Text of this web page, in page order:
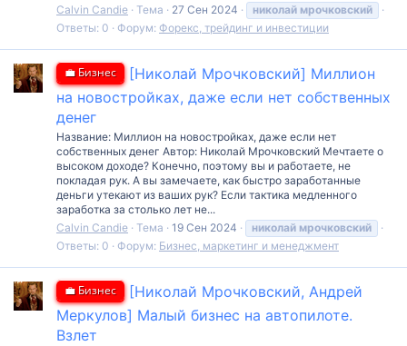
Calvin Candie Тема 27 Сен 2024 николай мрочковский
Ответы: 0
Форум: Форекс, трейдинг и инвестиции
💼 Бизнес
[Николай Мрочковский] Миллион
на новостройках, даже если нет собственных
денег
Название: Миллион на новостройках, даже если нет
собственных денег Автор: Николай Мрочковский Мечтаете о
высоком доходе? Конечно, поэтому вы и работаете, не
покладая рук. А вы замечаете, как быстро заработанные
деньги утекают из ваших рук? Если тактика медленного
заработка за столько лет не...
Calvin Candie Тема 19 Сен 2024 николай мрочковский
Ответы: 0
Форум: Бизнес, маркетинг и менеджмент
💼 Бизнес
[Николай Мрочковский, Андрей
Меркулов] Малый бизнес на автопилоте.
Взлет